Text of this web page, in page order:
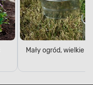
Mały ogród, wielkie